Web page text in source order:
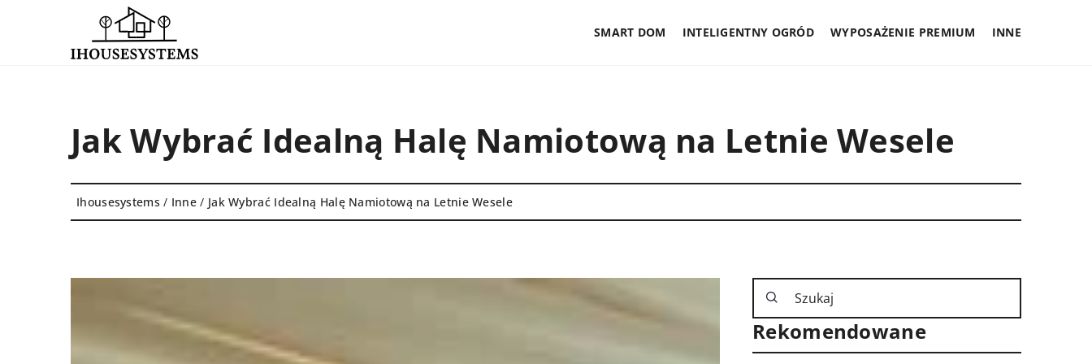
SMART DOM INTELIGENTNY OGRÓD WYPOSAŻENIE PREMIUM INNE
Jak Wybrać Idealną Halę Namiotową na Letnie Wesele
Ihousesystems / Inne / Jak Wybrać Idealną Halę Namiotową na Letnie Wesele
Rekomendowane